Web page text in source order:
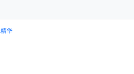
精华